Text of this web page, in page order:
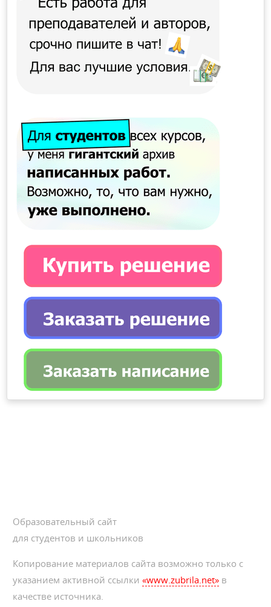
Образовательный сайт
для студентов и школьников
Копирование материалов сайта возможно только с
указанием активной ссылки«www.zubrila.net» в
качестве источника.